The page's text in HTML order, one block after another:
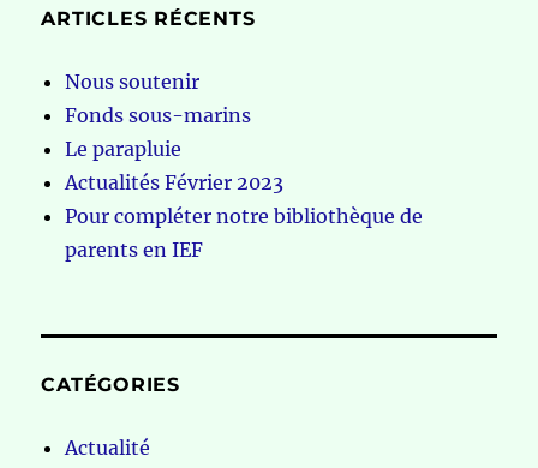
ARTICLES RÉCENTS
Nous soutenir
Fonds sous-marins
Le parapluie
Actualités Février 2023
Pour compléter notre bibliothèque de
parents en IEF
CATÉGORIES
Actualité